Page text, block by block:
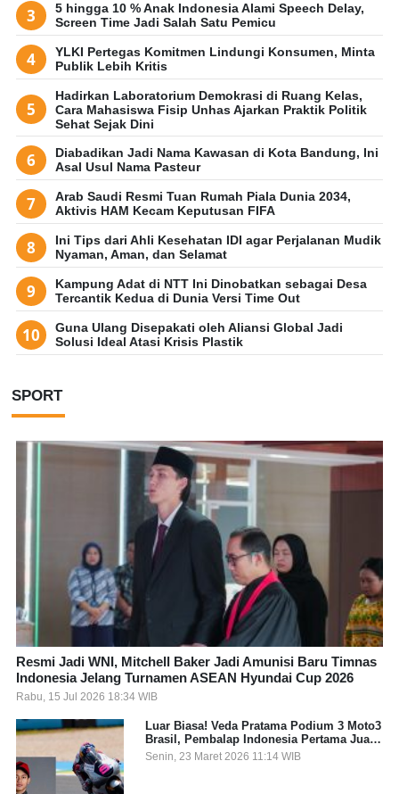
5 hingga 10 % Anak Indonesia Alami Speech Delay,
Screen Time Jadi Salah Satu Pemicu
YLKI Pertegas Komitmen Lindungi Konsumen, Minta
Publik Lebih Kritis
Hadirkan Laboratorium Demokrasi di Ruang Kelas,
Cara Mahasiswa Fisip Unhas Ajarkan Praktik Politik
Sehat Sejak Dini
Diabadikan Jadi Nama Kawasan di Kota Bandung, Ini
Asal Usul Nama Pasteur
Arab Saudi Resmi Tuan Rumah Piala Dunia 2034,
Aktivis HAM Kecam Keputusan FIFA
Ini Tips dari Ahli Kesehatan IDI agar Perjalanan Mudik
Nyaman, Aman, dan Selamat
Kampung Adat di NTT Ini Dinobatkan sebagai Desa
Tercantik Kedua di Dunia Versi Time Out
Guna Ulang Disepakati oleh Aliansi Global Jadi
Solusi Ideal Atasi Krisis Plastik
SPORT
Resmi Jadi WNI, Mitchell Baker Jadi Amunisi Baru Timnas
Indonesia Jelang Turnamen ASEAN Hyundai Cup 2026
Rabu, 15 Jul 2026 18:34 WIB
Luar Biasa! Veda Pratama Podium 3 Moto3
Brasil, Pembalap Indonesia Pertama Juara
Grand Prix
Senin, 23 Maret 2026 11:14 WIB